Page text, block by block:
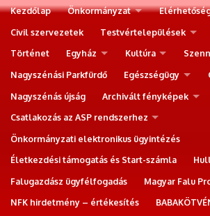
Kezdőlap Önkormányzat
Civil szervezetek
Testvértelepülések
Történet
Egyház Kultúra
Nagyszénási Parkfürdő
Egészségügy
Nagyszénás újság
Archivált fényképek
Csatlakozás az ASP rendszerhez
Önkormányzati elektronikus ügyintézés
Életkezdési támogatás és Start-számla
Falugazdász ügyfélfogadás
Magyar Falu
NFK hirdetmény – értékesítés